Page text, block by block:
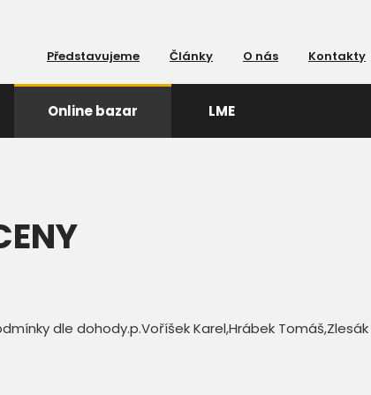
Představujeme Články O nás Kontakty
Online bazar LME
dle dohody.p.Voříšek Karel,Hrábek Tomáš,Zlesák